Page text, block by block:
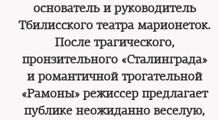
основатель и руководитель
Тбилисского театра марионеток.
После трагического,
пронзительного «Сталинграда»
и романтичной трогательной
«Рамоны» режиссер предлагает
публике неожиданно веселую,